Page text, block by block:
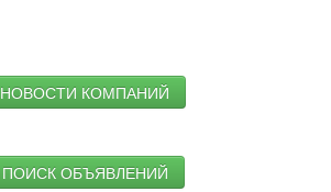
НОВОСТИ КОМПАНИЙ
ПОИСК ОБЪЯВЛЕНИЙ